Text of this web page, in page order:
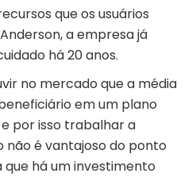
que os usuários
a empresa já
há 20 anos.
no mercado que a média
em um plano
e por isso trabalhar a
não é vantajoso do ponto
há um investimento